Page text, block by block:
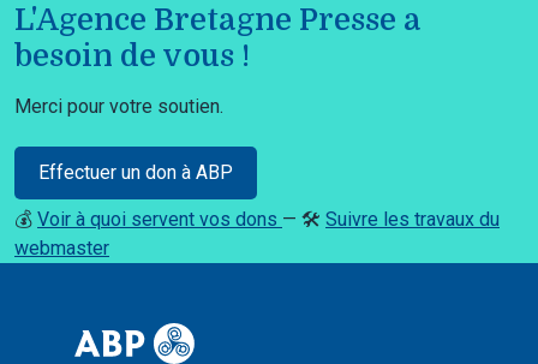
L'Agence Bretagne Presse a
besoin de vous !
Merci pour votre soutien.
Effectuer un don à ABP
💰 Voir à quoi servent vos dons — 🛠️ Suivre les travaux du
webmaster